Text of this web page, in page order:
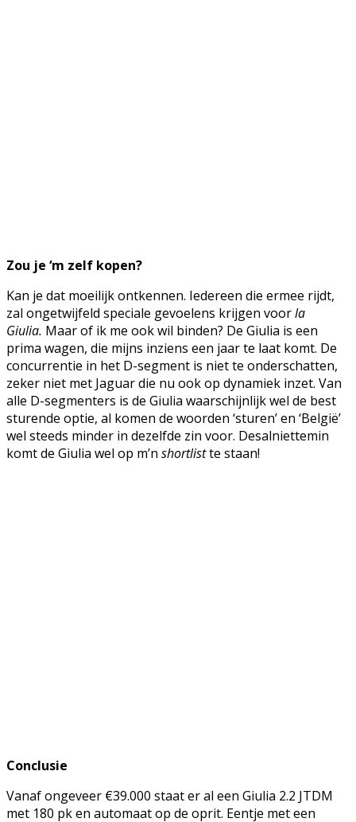
Zou je ‘m zelf kopen?
Kan je dat moeilijk ontkennen. Iedereen die ermee rijdt,
zal ongetwijfeld speciale gevoelens krijgen voorla
Giulia. Maar of ik me ook wil binden? De Giulia is een
prima wagen, die mijns inziens een jaar te laat komt. De
concurrentie in het D-segment is niet te onderschatten,
zeker niet met Jaguar die nu ook op dynamiek inzet. Van
alle D-segmenters is de Giulia waarschijnlijk wel de best
sturende optie, al komen de woorden ‘sturen’ en ‘België’
wel steeds minder in dezelfde zin voor. Desalniettemin
komt de Giulia wel op m’n shortlistte staan!
Conclusie
Vanaf ongeveer €39.000 staat er al een Giulia 2.2 JTDM
met 180 pk en automaat op de oprit. Eentje met een